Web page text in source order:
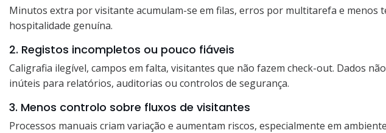
Minutos extra por visitante acumulam-se em filas, erros por multitarefa e menos
hospitalidade genuína.
2. Registos incompletos ou pouco fiáveis
Caligrafia ilegível, campos em falta, visitantes que não fazem check-out. Dados
inúteis para relatórios, auditorias ou controlos de segurança.
3. Menos controlo sobre fluxos de visitantes
Processos manuais criam variação e aumentam riscos, especialmente em